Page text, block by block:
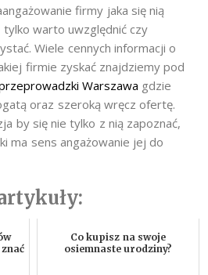
firmy jaka się nią
warto uwzględnić czy
Wiele cennych informacji o
firmie zyskać znajdziemy pod
Warszawa gdzie
oraz szeroką wręcz ofertę.
by się nie tylko z nią zapoznać,
ma sens angażowanie jej do
Co kupisz na swoje
osiemnaste urodziny?